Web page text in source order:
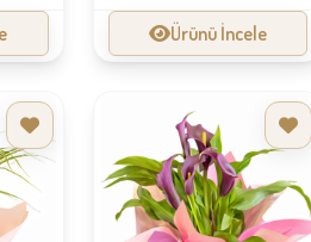
Ürünü İncele